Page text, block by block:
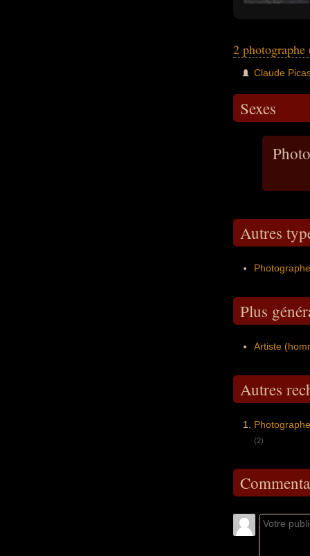
2 photographe
Claude
Sexes
Autres
Plus
Artiste
Autres
(2)